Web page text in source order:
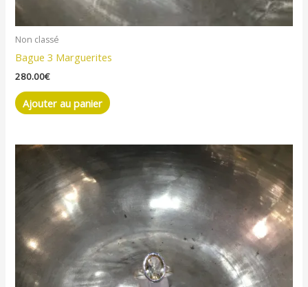
Non classé
Bague 3 Marguerites
280.00€
Ajouter au panier